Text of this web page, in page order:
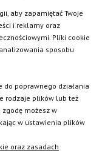
SE
aby zapamiętać Twoje
i reklamy oraz
Pliki cookie
sposobu
do poprawnego działania
rodzaje plików lub też
możesz w
w ustawienia plików
oraz zasadach